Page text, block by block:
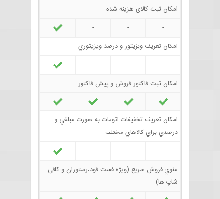
امکان ثبت کالای هزینه شده
-
-
-
امکان تعريف ويزيتور و درصد ويزيتوري
-
-
-
امکان ثبت فاکتور فروش و پيش فاکتور
امکان تعريف تخفيفات اتومات به صورت مبلغي و
درصدي براي کالاهاي مختلف
-
-
-
منوي فروش سریع (ویژه فست فود،رستوران و کافی
شاپ ها)